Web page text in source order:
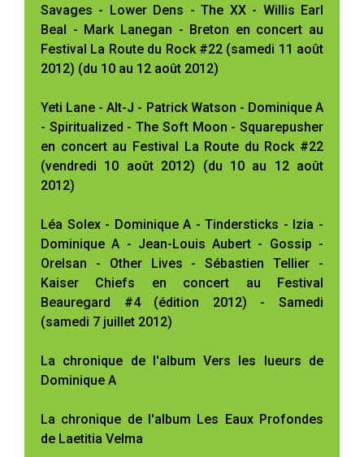
Savages - Lower Dens - The XX - Willis Earl
Beal - Mark Lanegan - Breton en concert au
Festival La Route du Rock #22 (samedi 11 août
2012) (du 10 au 12 août 2012)
Yeti Lane - Alt-J - Patrick Watson - Dominique A
- Spiritualized - The Soft Moon - Squarepusher
en concert au Festival La Route du Rock #22
(vendredi 10 août 2012) (du 10 au 12 août
2012)
Léa Solex - Dominique A - Tindersticks - Izia -
Dominique A - Jean-Louis Aubert - Gossip -
Orelsan - Other Lives - Sébastien Tellier -
Kaiser Chiefs en concert au Festival
Beauregard #4 (édition 2012) - Samedi
(samedi 7 juillet 2012)
La chronique de l'album Vers les lueurs de
Dominique A
La chronique de l'album Les Eaux Profondes
de Laetitia Velma